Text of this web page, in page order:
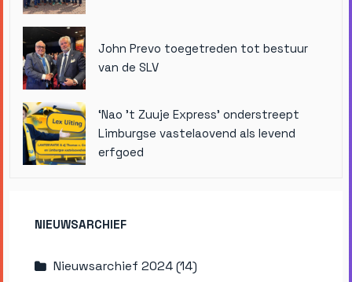
John Prevo toegetreden tot bestuur
van de SLV
‘Nao ’t Zuuje Express’ onderstreept
Limburgse vastelaovend als levend
erfgoed
NIEUWSARCHIEF
Nieuwsarchief 2024 (14)